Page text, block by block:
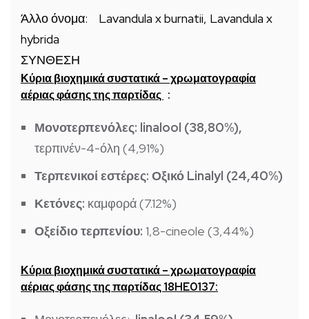
Άλλο όνομα: Lavandula x burnatii, Lavandula x
hybrida
ΣΥΝΘΕΣΗ
Κύρια βιοχημικά συστατικά – χρωματογραφία
αέριας φάσης της παρτίδας :
Μονοτερπενόλες: linalool (38,80%),
τερπινέν-4-όλη (4,91%)
Τερπενικοί εστέρες: Οξικό Linalyl (24,40%)
Κετόνες: καμφορά (7.12%)
Οξείδιο τερπενίου: 1,8-cineole (3,44%)
Κύρια βιοχημικά συστατικά – χρωματογραφία
αέριας φάσης της παρτίδας 18HE0137: